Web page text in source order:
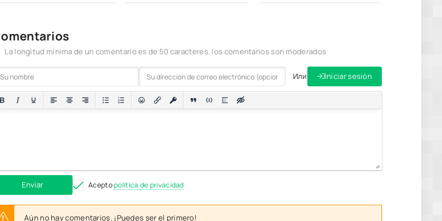
La longitud mínima de un comentario es de 50 caracteres. los comentarios son moderados
Или Iniciar sesión
Enviar Acepto política de privacidad
Aún no hay comentarios. ¡Puedes ser el primero!